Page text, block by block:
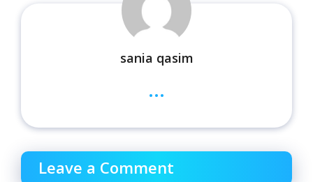
sania qasim
...
Leave a Comment